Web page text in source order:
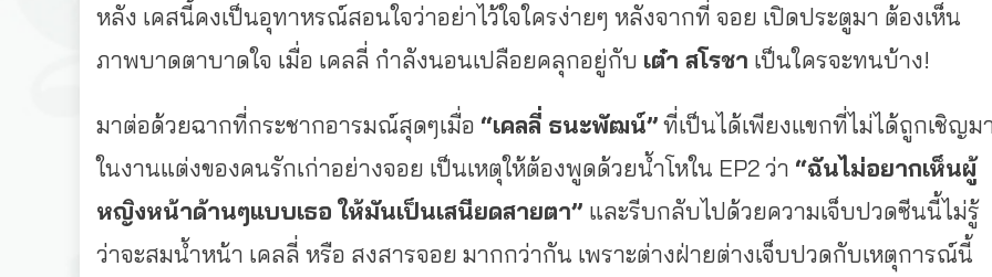
หลัง เคสนี้คงเป็นอุทาหรณ์สอนใจว่าอย่าไว้ใจใครง่ายๆ หลังจากที่ จอย เปิดประตูมา ต้องเห็น
ภาพบาดตาบาดใจ เมื่อ เคลลี่ กำลังนอนเปลือยคลุกอยู่กับ เต๋า สโรชา เป็นใครจะทนบ้าง!
มาต่อด้วยฉากที่กระชากอารมณ์สุดๆเมื่อ “เคลลี่ ธนะพัฒน์”ที่เป็นได้เพียงแขกที่ไม่ได้ถูกเชิญม
ในงานแต่งของคนรักเก่าอย่างจอย เป็นเหตุให้ต้องพูดด้วยน้ำโหใน EP2 ว่า “ฉันไม่อยากเห็นผู้
หญิงหน้าด้านๆแบบเธอ ให้มันเป็นเสนียดสายตา” และรีบกลับไปด้วยความเจ็บปวดซีนนี้ไม่รู้
ว่าจะสมน้ำหน้า เคลลี่ หรือ สงสารจอย มากกว่ากัน เพราะต่างฝ่ายต่างเจ็บปวดกับเหตุการณ์นี้